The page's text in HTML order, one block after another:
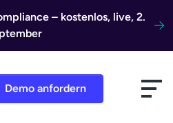
– kostenlos, live, 2.
Demo anfordern